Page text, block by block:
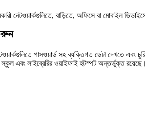
নেটওয়ার্কগুলিতে, বাড়িতে, অফিসে বা মোবাইল
পাসওয়ার্ড সহ ব্যক্তিগত ডেটা দেখতে
স্কুল এবং লাইব্রেরির ওয়াইফাই হটস্পট অন্তর্ভুক্ত রয়েছে।